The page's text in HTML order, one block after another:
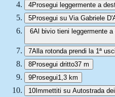
4Prosegui leggermente a
5Prosegui su Via Gabriele
6Al bivio tieni leggermente
7Alla rotonda prendi la 1ª
8Prosegui dritto37 m
9Prosegui1,3 km
10Immettiti su Autostrada